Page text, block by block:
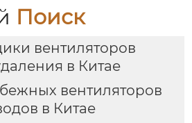
— Поиск
вентиляторов
в Китае
вентиляторов
в Китае